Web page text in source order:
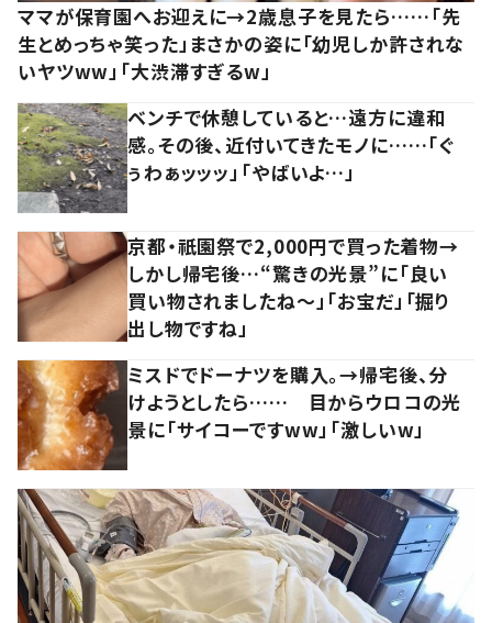
ママが保育園へお迎えに→2歳息子を見たら……「先
生とめっちゃ笑った」まさかの姿に「幼児しか許されな
いヤツww」「大渋滞すぎるw」
ベンチで休憩していると…遠方に違和
感。その後、近付いてきたモノに……「ぐ
ぅわぁッッッ」「やばいよ…」
京都・祇園祭で2,000円で買った着物→
しかし帰宅後…“驚きの光景”に「良い
買い物されましたね～」「お宝だ」「掘り
出し物ですね」
ミスドでドーナツを購入。→帰宅後、分
けようとしたら…… 目からウロコの光
景に「サイコーですww」「激しいw」